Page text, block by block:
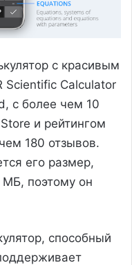
с красивым
Scientific Calculator
с более чем 10
и рейтингом
180 отзывов.
его размер,
МБ, поэтому он
способный